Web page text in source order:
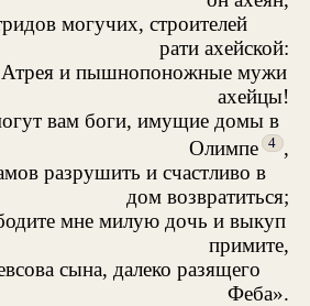
могучих, строителей
рати ахейской:
Атрея и пышнопоножные мужи
ахейцы!
вам боги, имущие домы в
Олимпе
4 ,
разрушить и счастливо в
дом возвратиться;
мне милую дочь и выкуп
примите,
сына, далеко разящего
Феба».